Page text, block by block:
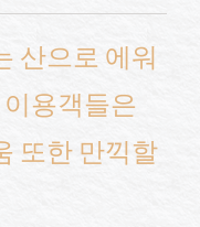
산으로 에워
용객들은
또한 만끽할